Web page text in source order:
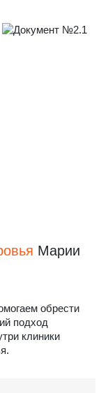
Марии
обрести
подход
клиники